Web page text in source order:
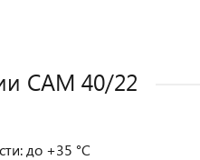
CAM 40/22
до +35 °С